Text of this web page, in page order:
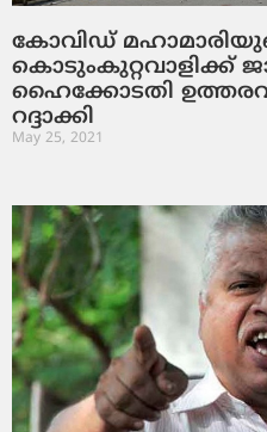
കോവിഡ്
കൊടുംകുറ്റവാളിക്ക്
ഹൈക്കോടതി
റദ്ദാക്കി
May 25, 2021